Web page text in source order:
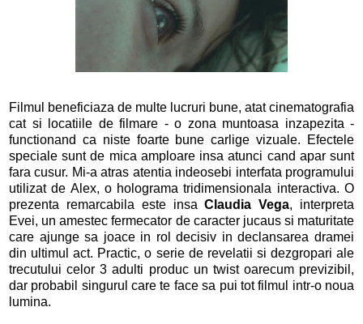
Filmul beneficiaza de multe lucruri bune, atat cinematografia
cat si locatiile de filmare - o zona muntoasa inzapezita -
functionand ca niste foarte bune carlige vizuale. Efectele
speciale sunt de mica amploare insa atunci cand apar sunt
fara cusur. Mi-a atras atentia indeosebi interfata programului
utilizat de Alex, o holograma tridimensionala interactiva. O
prezenta remarcabila este insaClaudia Vega, interpreta
Evei, un amestec fermecator de caracter jucaus si maturitate
care ajunge sa joace in rol decisiv in declansarea dramei
din ultimul act. Practic, o serie de revelatii si dezgropari ale
trecutului celor 3 adulti produc un twist oarecum previzibil,
dar probabil singurul care te face sa pui tot filmul intr-o noua
lumina.